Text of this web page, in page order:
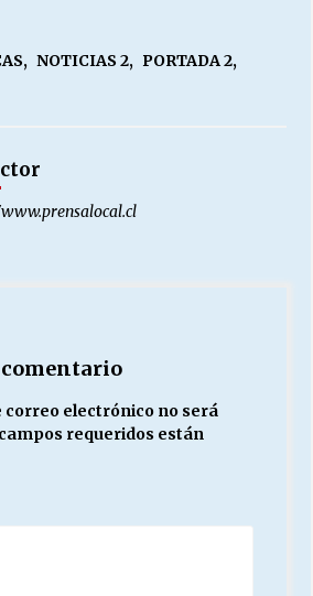
, NOTICIAS 2, PORTADA 2,
correo electrónico no será
requeridos están